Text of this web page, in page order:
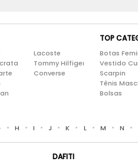
Lacoste
Tommy Hilfiger
Converse
TOP
Botas
Vestido
Scarpin
Tênis
Bolsas
• H • I • J • K • L • M • N •
DAFITI